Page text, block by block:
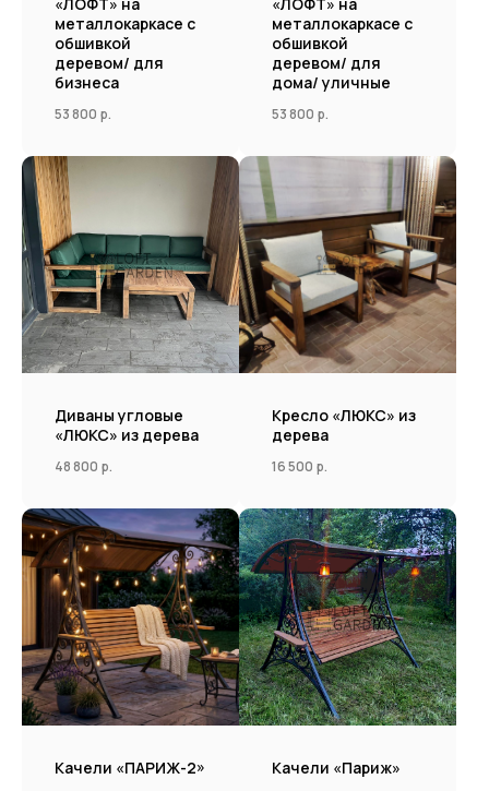
металлокаркасе с
обшивкой
деревом/ для
бизнеса
53 800 р.
металлокаркасе с
обшивкой
деревом/ для
дома/ уличные
53 800 р.
Диваны угловые
«ЛЮКС» из дерева
48 800 р.
Кресло «ЛЮКС» из
дерева
16 500 р.
Качели «ПАРИЖ-2» Качели «Париж»